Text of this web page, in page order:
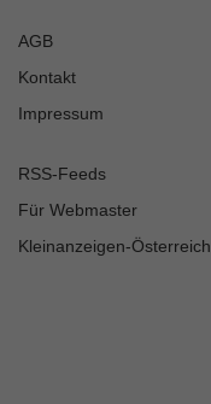
AGB
Kontakt
Impressum
RSS-Feeds
Für Webmaster
Kleinanzeigen-Österreich